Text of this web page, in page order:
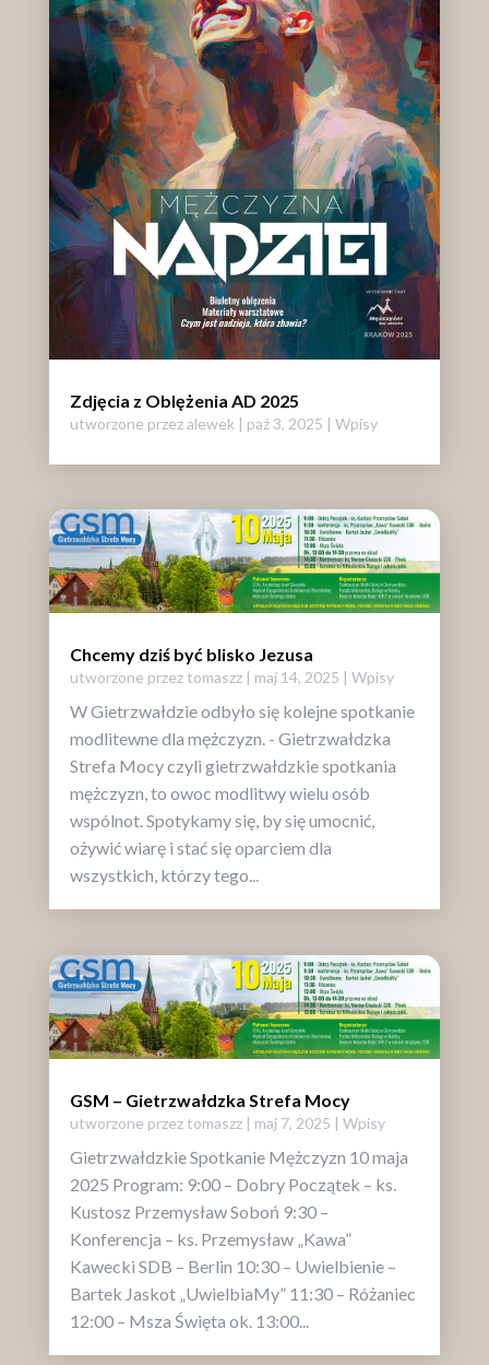
Zdjęcia z Oblężenia AD 2025
utworzone przezalewek | paź 3, 2025 | Wpisy
Chcemy dziś być blisko Jezusa
utworzone przez tomaszz| maj 14, 2025 | Wpisy
W Gietrzwałdzie odbyło się kolejne spotkanie
modlitewne dla mężczyzn. - Gietrzwałdzka
Strefa Mocy czyli gietrzwałdzkie spotkania
mężczyzn, to owoc modlitwy wielu osób
wspólnot. Spotykamy się, by się umocnić,
ożywić wiarę i stać się oparciem dla
wszystkich, którzy tego...
GSM – Gietrzwałdzka Strefa Mocy
utworzone przez tomaszz| maj 7, 2025 | Wpisy
Gietrzwałdzkie Spotkanie Mężczyzn 10 maja
2025 Program: 9:00 – Dobry Początek – ks.
Kustosz Przemysław Soboń 9:30 –
Konferencja – ks. Przemysław „Kawa”
Kawecki SDB – Berlin 10:30 – Uwielbienie –
Bartek Jaskot „UwielbiaMy” 11:30 – Różaniec
12:00 – Msza Święta ok. 13:00...